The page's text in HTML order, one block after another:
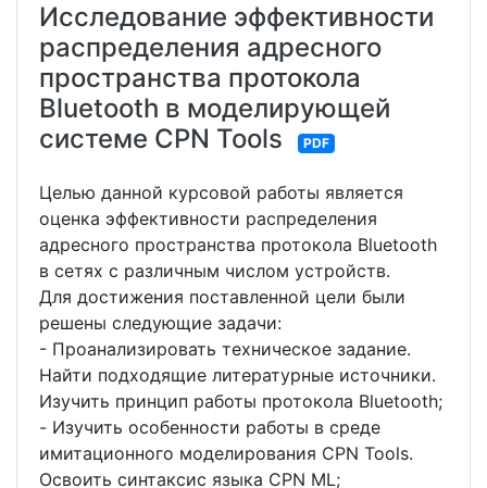
Исследование эффективности
распределения адресного
пространства протокола
Bluetooth в моделирующей
системе CPN Tools
PDF
Целью данной курсовой работы является
оценка эффективности распределения
адресного пространства протокола Bluetooth
в сетях с различным числом устройств.
Для достижения поставленной цели были
решены следующие задачи:
- Проанализировать техническое задание.
Найти подходящие литературные источники.
Изучить принцип работы протокола Bluetooth;
- Изучить особенности работы в среде
имитационного моделирования CPN Tools.
Освоить синтаксис языка CPN ML;